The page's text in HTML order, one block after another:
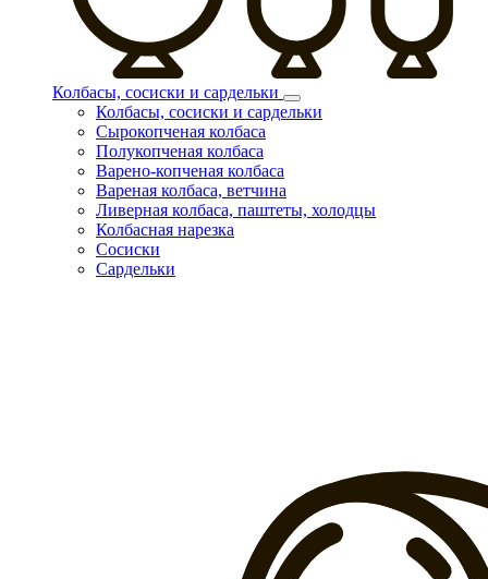
Колбасы, сосиски и сардельки
Колбасы, сосиски и сардельки
Сырокопченая колбаса
Полукопченая колбаса
Варено-копченая колбаса
Вареная колбаса, ветчина
Ливерная колбаса, паштеты, холодцы
Колбасная нарезка
Сосиски
Сардельки